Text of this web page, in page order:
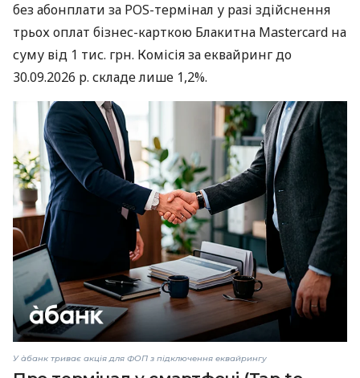
без абонплати за POS-термінал у разі здійснення
трьох оплат бізнес-карткою Блакитна Mastercard на
суму від 1 тис. грн. Комісія за еквайринг до
30.09.2026 р. складе лише 1,2%.
У àбанк триває акція для ФОП з підключення еквайрингу